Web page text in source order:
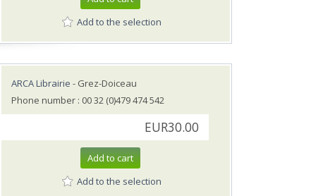
Add to the selection
ARCA Librairie - Grez-Doiceau
Phone number : 00 32 (0)479 474 542
EUR30.00
Add to cart
Add to the selection